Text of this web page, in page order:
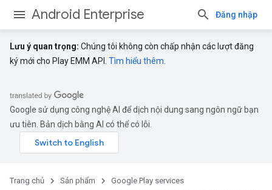
Android Enterprise Đăng nhập
Lưu ý quan trọng: Chúng tôi không còn chấp nhận các lượt đăng
ký mới cho Play EMM API. Tìm hiểu thêm
Google sử dụng công nghệ AI để dịch nội dung sang ngôn ngữ bạn
ưu tiên. Bản dịch bằng AI có thể có lỗi.
Trang chủ Sản phẩm
Google Play services